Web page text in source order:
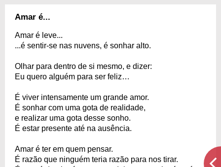
Amar é...
Amar é leve...
...é sentir-se nas nuvens, é sonhar alto.
Olhar para dentro de si mesmo, e dizer:
Eu quero alguém para ser feliz…
É viver intensamente um grande amor.
É sonhar com uma gota de realidade,
e realizar uma gota desse sonho.
É estar presente até na ausência.
Amar é ter em quem pensar.
É razão que ninguém teria razão para nos tirar.